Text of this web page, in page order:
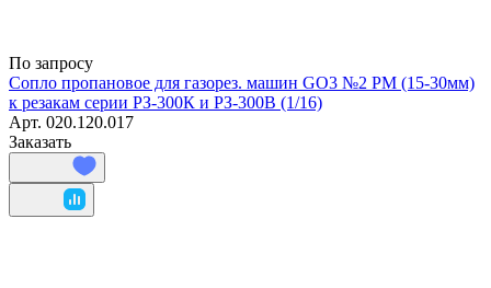
По запросу
Сопло пропановое для газорез. машин GO3 №2 РМ (15-30мм)
к резакам серии РЗ-300К и РЗ-300В (1/16)
Арт. 020.120.017
Заказать